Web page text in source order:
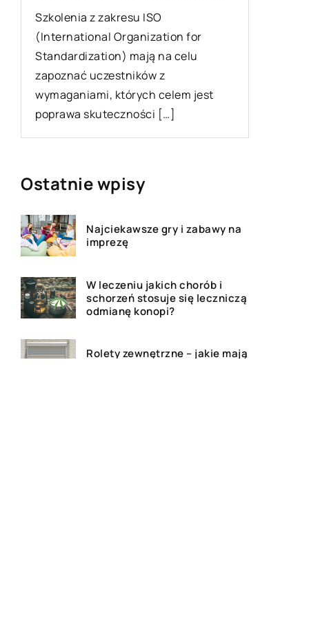
komfortowy sen?
Małe dzieci muszą mieć zapewniony
spokojny i bezpieczny sen. W
przeciwnym wypadku czekają nas
nieprzespane noce, a to dla nikogo
[…]
Ostatnie wpisy
Najciekawsze gry i zabawy na
imprezę
W leczeniu jakich chorób i
schorzeń stosuje się leczniczą
odmianę konopi?
Rolety zewnętrzne – jakie mają